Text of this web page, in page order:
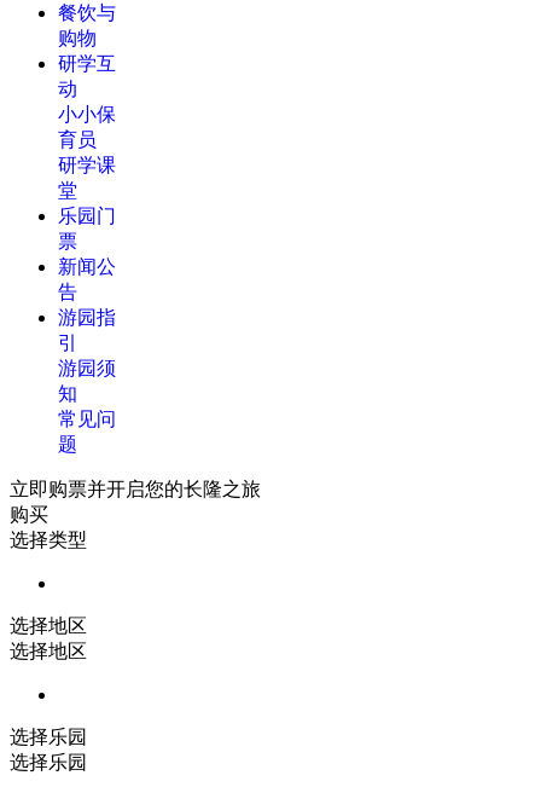
餐饮与
购物
研学互
动
小小保
育员
研学课
堂
乐园门
票
新闻公
告
游园指
引
游园须
知
常见问
题
立即购票并开启您的长隆之旅
购买
选择类型
选择地区
选择地区
选择乐园
选择乐园